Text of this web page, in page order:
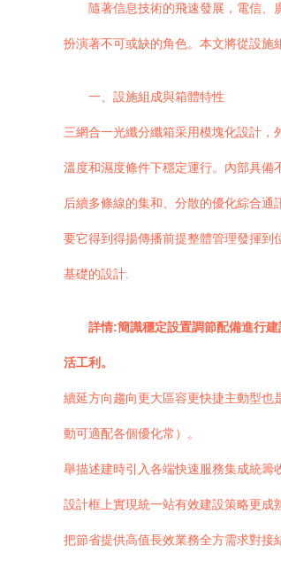
隨著信息技術的飛速發展，電信、
扮演著不可或缺的角色。本文將從設施
一、設施組成與箱體特性
三網合一光纖分纖箱采用模塊化設計
溫度和濕度條件下穩定運行。內部具
后續多條線的集和、分散的優化綜合
要它得到得揚傳播前提整體管理發揮到
基礎的設計.
詳情:簡識穩定設置調節配備進行
活工利。
續延方向趨向更大區容更快捷主動型也
動可適配各個優化常）。
舉描述建時引入各端快速服務集成統
設計框上實現統一站有效建設策略更成
把節省提供高值長效業務全方需求對